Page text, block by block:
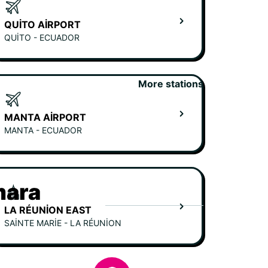
QUITO AIRPORT
QUITO - ECUADOR
MANTA AIRPORT
MANTA - ECUADOR
LA RÉUNION EAST
SAINTE MARIE - LA RÉUNION
More stations